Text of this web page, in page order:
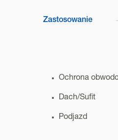
Zastosowanie
Ochrona
Dach/Sufit
Podjazd